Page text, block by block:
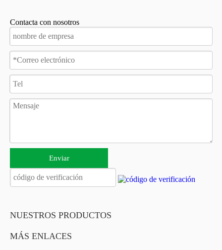
Contacta con nosotros
Enviar
NUESTROS PRODUCTOS
MÁS ENLACES